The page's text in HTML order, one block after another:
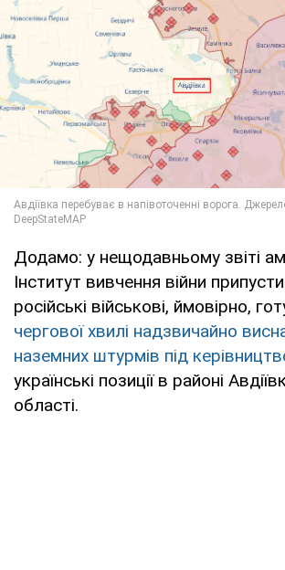
Додамо: у нещодавньому звіті
Інститут вивчення війни
російські військові, ймовірно,
чергової хвилі надзвичайно
наземних штурмів під
українські позиції в районі
області.